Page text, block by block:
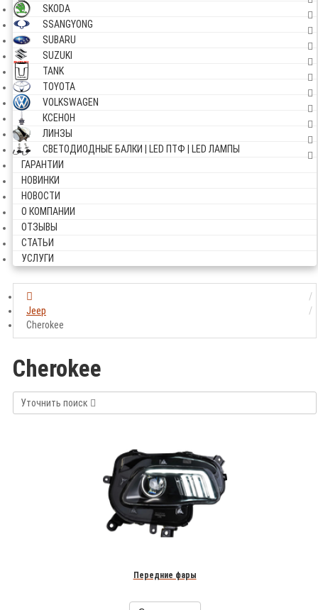
SKODA
SSANGYONG
SUBARU
SUZUKI
TANK
TOYOTA
VOLKSWAGEN
КСЕНОН
ЛИНЗЫ
СВЕТОДИОДНЫЕ БАЛКИ | LED ПТФ | LED ЛАМПЫ
ГАРАНТИИ
НОВИНКИ
НОВОСТИ
О КОМПАНИИ
ОТЗЫВЫ
СТАТЬИ
УСЛУГИ
Jeep
Cherokee
Cherokee
Уточнить поиск
Передние фары